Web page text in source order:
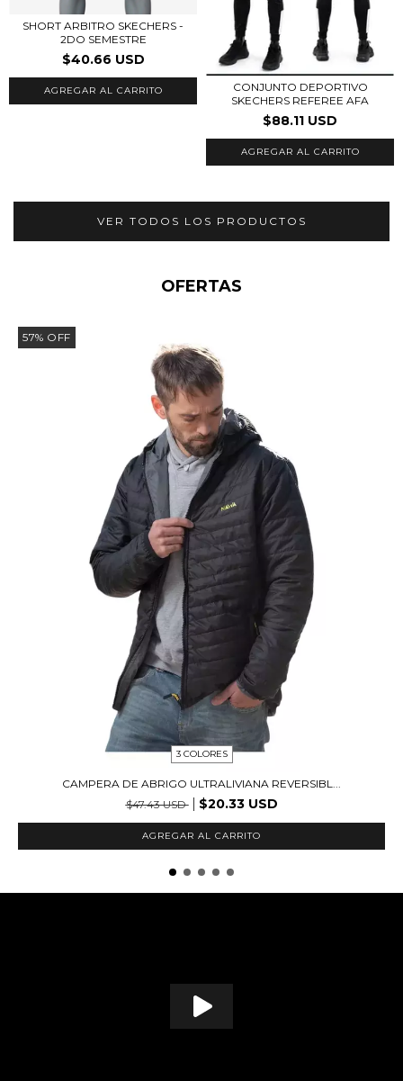
SHORT ARBITRO SKECHERS -
2DO SEMESTRE
$40.66 USD
AGREGAR AL CARRITO
CONJUNTO DEPORTIVO
SKECHERS REFEREE AFA
$88.11 USD
AGREGAR AL CARRITO
VER TODOS LOS PRODUCTOS
OFERTAS
57% OFF
3 COLORES
CAMPERA DE ABRIGO ULTRALIVIANA REVERSIBL...
$47.43 USD
$20.33 USD
AGREGAR AL CARRITO